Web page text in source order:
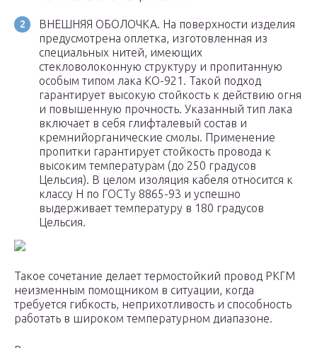
ВНЕШНЯЯ ОБОЛОЧКА. На поверхности изделия
предусмотрена оплетка, изготовленная из
специальных нитей, имеющих
стекловолоконную структуру и пропитанную
особым типом лака КО-921. Такой подход
гарантирует высокую стойкость к действию огня
и повышенную прочность. Указанный тип лака
включает в себя глифталевый состав и
кремнийорганические смолы. Применение
пропитки гарантирует стойкость провода к
высоким температурам (до 250 градусов
Цельсия). В целом изоляция кабеля относится к
классу Н по ГОСТу 8865-93 и успешно
выдерживает температуру в 180 градусов
Цельсия.
Такое сочетание делает термостойкий провод РКГМ
неизменным помощником в ситуации, когда
требуется гибкость, неприхотливость и способность
работать в широком температурном диапазоне.